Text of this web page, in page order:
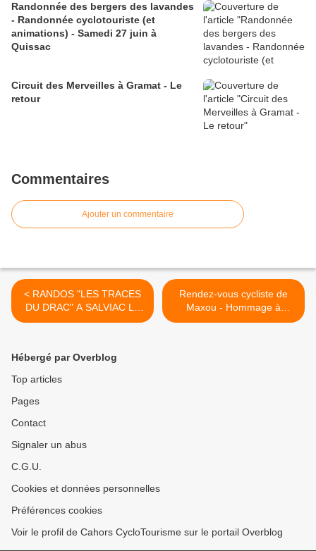
Randonnée des bergers des lavandes
- Randonnée cyclotouriste (et
animations) - Samedi 27 juin à
Quissac
Circuit des Merveilles à Gramat - Le
retour
Commentaires
Ajouter un commentaire
< RANDOS "LES TRACES
DU DRAC" A SALVIAC LE
DIMANCHE 22
Rendez-vous cycliste de
Maxou - Hommage à
Eugène Nègre, fondateur
Hébergé par Overblog
Top articles
Pages
Contact
Signaler un abus
C.G.U.
Cookies et données personnelles
Préférences cookies
Voir le profil de Cahors CycloTourisme sur le portail Overblog